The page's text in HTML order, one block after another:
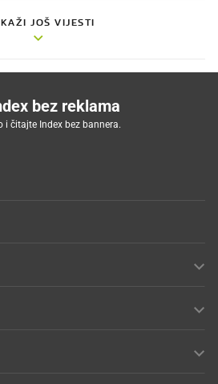
JOŠ VIJESTI
bez reklama
i čitajte Index bez bannera.